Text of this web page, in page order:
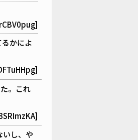
かによ
。これ
いし、や